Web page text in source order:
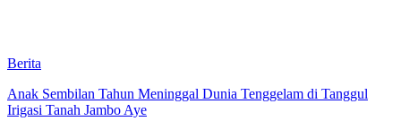
Berita
Anak Sembilan Tahun Meninggal Dunia Tenggelam di Tanggul
Irigasi Tanah Jambo Aye